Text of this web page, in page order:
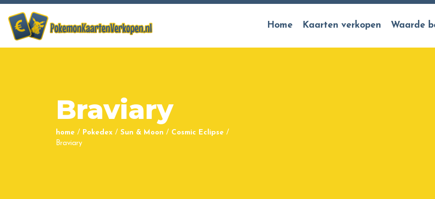
Home Kaarten verkopen Waarde
Braviary
home / Pokedex / Sun & Moon / Cosmic Eclipse /
Braviary